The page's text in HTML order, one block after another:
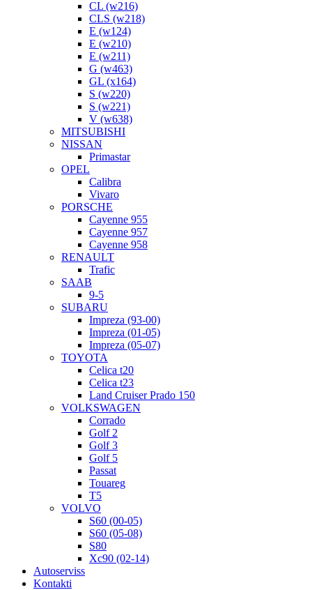
CL (w216)
CLS (w218)
E (w124)
E (w210)
E (w211)
G (w463)
GL (x164)
S (w220)
S (w221)
V (w638)
MITSUBISHI
NISSAN
Primastar
OPEL
Calibra
Vivaro
PORSCHE
Cayenne 955
Cayenne 957
Cayenne 958
RENAULT
Trafic
SAAB
9-5
SUBARU
Impreza (93-00)
Impreza (01-05)
Impreza (05-07)
TOYOTA
Celica t20
Celica t23
Land Cruiser Prado 150
VOLKSWAGEN
Corrado
Golf 2
Golf 3
Golf 5
Passat
Touareg
T5
VOLVO
S60 (00-05)
S60 (05-08)
S80
Xc90 (02-14)
Autoserviss
Kontakti